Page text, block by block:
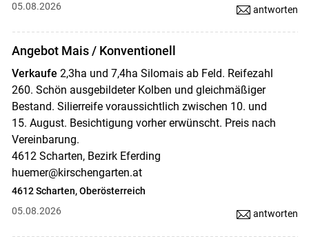
05.08.2026
antworten
Angebot Mais / Konventionell
Verkaufe 2,3ha und 7,4ha Silomais ab Feld. Reifezahl
260. Schön ausgebildeter Kolben und gleichmäßiger
Bestand. Silierreife voraussichtlich zwischen 10. und
15. August. Besichtigung vorher erwünscht. Preis nach
Vereinbarung.
4612 Scharten, Bezirk Eferding
huemer@kirschengarten.at
4612 Scharten, Oberösterreich
05.08.2026
antworten